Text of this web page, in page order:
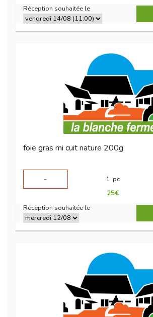
Réception souhaitée le
foie gras mi cuit nature 200g
-
1 pc
25€
Réception souhaitée le